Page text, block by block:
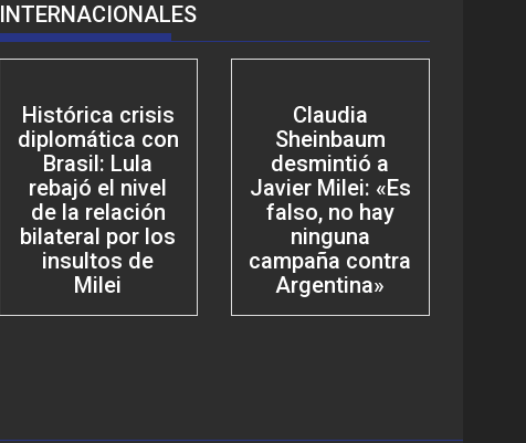
INTERNACIONALES
Histórica crisis
diplomática con
Brasil: Lula
rebajó el nivel
de la relación
bilateral por los
insultos de
Milei
Claudia
Sheinbaum
desmintió a
Javier Milei: «Es
falso, no hay
ninguna
campaña contra
Argentina»